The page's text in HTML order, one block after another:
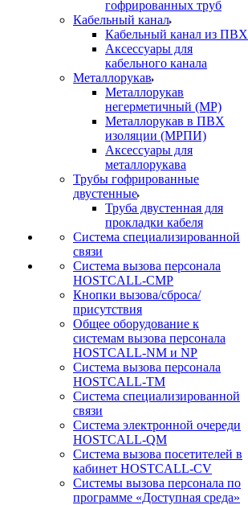
гофрированных труб
Кабельный канал
Кабельный канал из ПВХ
Аксессуары для
кабельного канала
Металлорукав
Металлорукав
негерметичный (МР)
Металлорукав в ПВХ
изоляции (МРПИ)
Аксессуары для
металлорукава
Трубы гофрированные
двустенные
Труба двустенная для
прокладки кабеля
Система специализированной
связи
Cистема вызова персонала
HOSTCALL-CMP
Кнопки вызова/сброса/
присутствия
Общее оборудование к
системам вызова персонала
HOSTCALL-NM и NP
Система вызова персонала
HOSTCALL-TM
Система специализированной
связи
Система электронной очереди
HOSTCALL-QM
Cистема вызова посетителей в
кабинет HOSTCALL-CV
Системы вызова персонала по
программе «Доступная среда»